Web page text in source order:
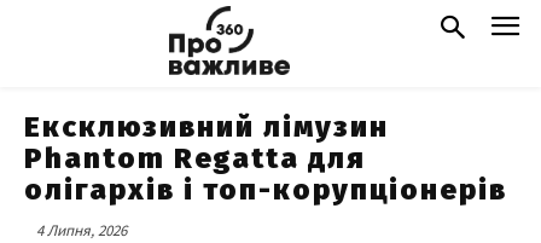
Ексклюзивний лімузин
Phantom Regatta для
олігархів і топ-корупціонерів
4 Липня, 2026